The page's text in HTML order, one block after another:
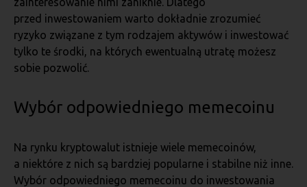
przed inwestowaniem warto dokładnie zrozumieć
ryzyko związane z tym rodzajem aktywów i inwestować
tylko te środki, na których ewentualną utratę możesz
sobie pozwolić.
Wybór odpowiedniego memecoinu
Na rynku kryptowalut istnieje wiele memecoinów,
a niektóre z nich są bardziej popularne i stabilne niż inne.
Wybór odpowiedniego memecoinu do inwestowania